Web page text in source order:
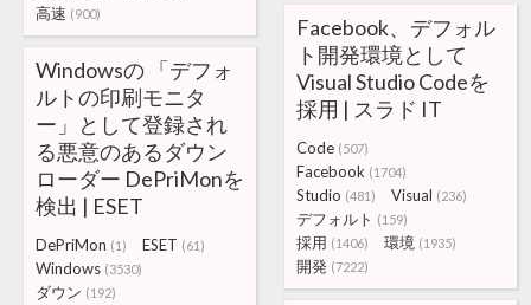
高速 (900)
Facebook、デフォル
ト開発環境として
Visual Studio Codeを
採用 | スラド IT
Code (507)
Facebook (1704)
Studio (481) Visual (236)
デフォルト (159)
採用 (1406) 環境 (1935)
開発 (7222)
Windowsの 「デフォ
ルトの印刷モニタ
ー」として登録され
る悪意のあるダウン
ローダー DePriMonを
検出 | ESET
DePriMon (1) ESET (61)
Windows (3530)
ダウン (192)